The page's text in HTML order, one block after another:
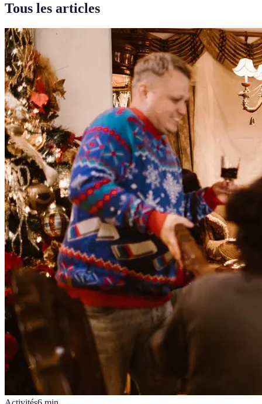
Tous les articles